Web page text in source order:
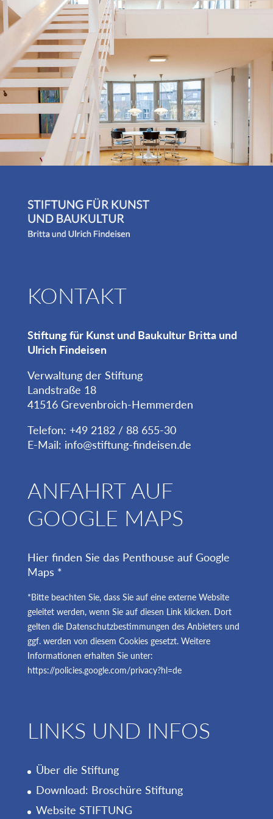
KONTAKT
Stiftung für Kunst und Baukultur Britta und
Ulrich Findeisen
Verwaltung der Stiftung
Landstraße 18
41516 Grevenbroich-Hemmerden
Telefon: +49 2182 / 88 655-30
E-Mail: info@stiftung-findeisen.de
ANFAHRT AUF
GOOGLE MAPS
Hier finden Sie das Penthouse auf Google
Maps *
*Bitte beachten Sie, dass Sie auf eine externe Website
geleitet werden, wenn Sie auf diesen Link klicken. Dort
gelten die Datenschutzbestimmungen des Anbieters und
ggf. werden von diesem Cookies gesetzt. Weitere
Informationen erhalten Sie unter:
https://policies.google.com/privacy?hl=de
LINKS UND INFOS
Über die Stiftung
Download: Broschüre Stiftung
Website STIFTUNG